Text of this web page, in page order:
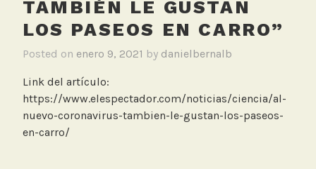
u
l
r
e
s
TAMBIÉN LE GUSTAN
LOS PASEOS EN CARRO”
Posted on enero 9, 2021 by danielbernalb
Link del artículo:
https://www.elespectador.com/noticias/ciencia/al-
nuevo-coronavirus-tambien-le-gustan-los-paseos-
en-carro/